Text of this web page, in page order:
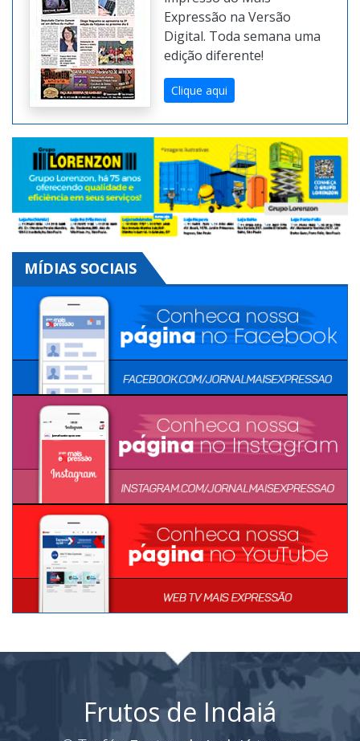
impresso do Mais
Expressão na Versão
Digital. Toda semana uma
edição diferente!
Clique aqui
MÍDIAS SOCIAIS
Frutos de Indaiá